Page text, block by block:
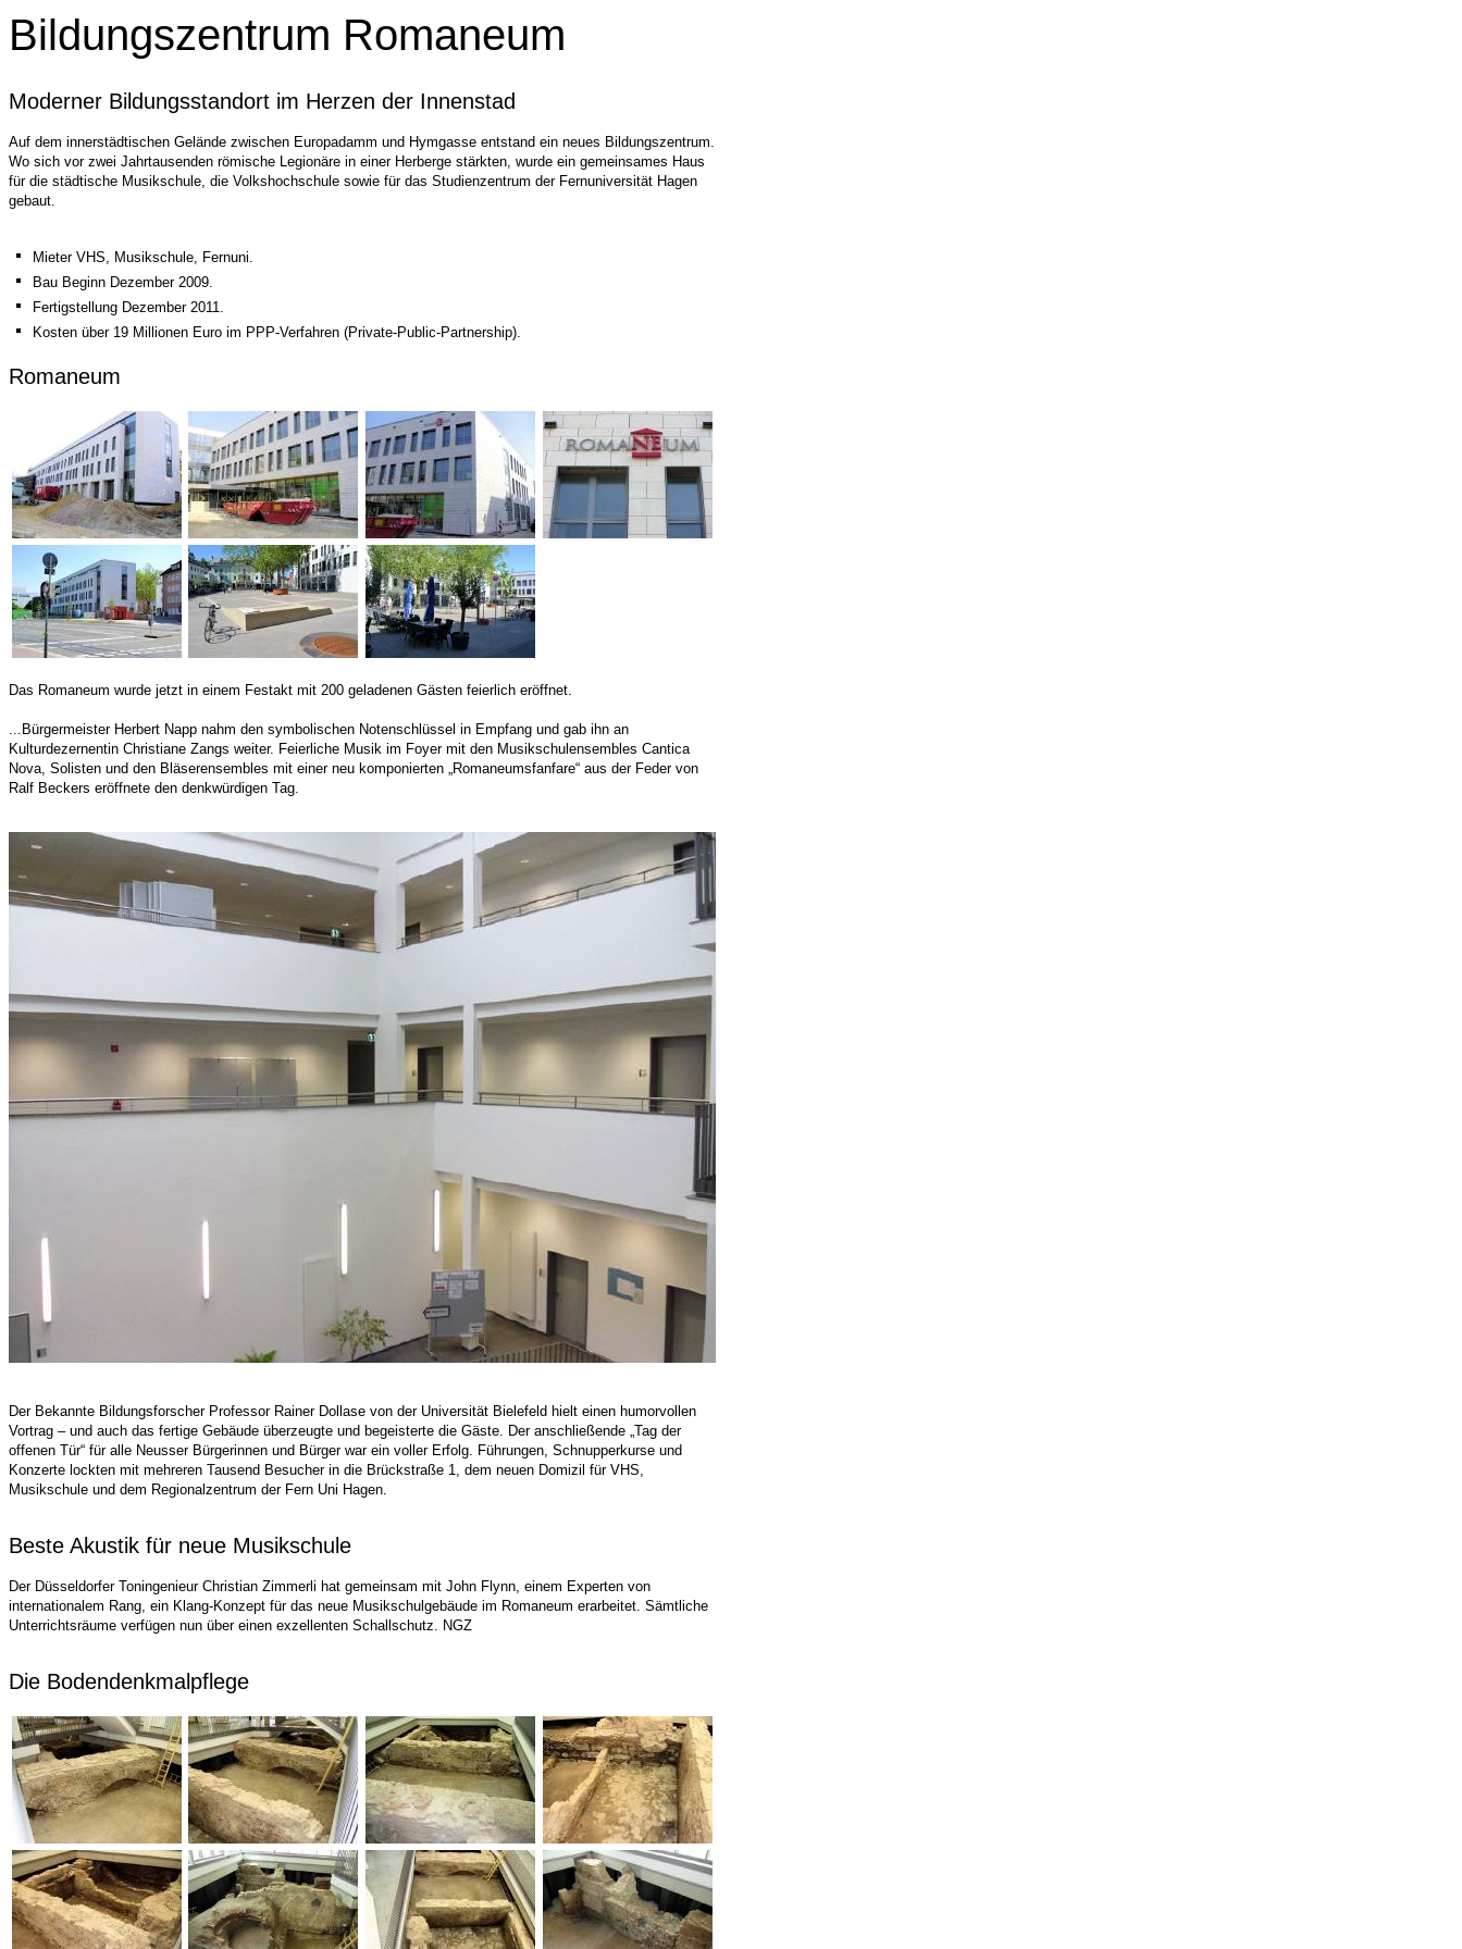
Bildungszentrum Romaneum
Moderner Bildungsstandort im Herzen der Innenstad
Auf dem innerstädtischen Gelände zwischen Europadamm und Hymgasse entstand ein neues Bildungszentrum.
Wo sich vor zwei Jahrtausenden römische Legionäre in einer Herberge stärkten, wurde ein gemeinsames Haus
für die städtische Musikschule, die Volkshochschule sowie für das Studienzentrum der Fernuniversität Hagen
gebaut.
Mieter VHS, Musikschule, Fernuni.
Bau Beginn Dezember 2009.
Fertigstellung Dezember 2011.
Kosten über 19 Millionen Euro im PPP-Verfahren (Private-Public-Partnership).
Romaneum
Das Romaneum wurde jetzt in einem Festakt mit 200 geladenen Gästen feierlich eröffnet.
...Bürgermeister Herbert Napp nahm den symbolischen Notenschlüssel in Empfang und gab ihn an
Kulturdezernentin Christiane Zangs weiter. Feierliche Musik im Foyer mit den Musikschulensembles Cantica
Nova, Solisten und den Bläserensembles mit einer neu komponierten „Romaneumsfanfare“ aus der Feder von
Ralf Beckers eröffnete den denkwürdigen Tag.
Der Bekannte Bildungsforscher Professor Rainer Dollase von der Universität Bielefeld hielt einen humorvollen
Vortrag – und auch das fertige Gebäude überzeugte und begeisterte die Gäste. Der anschließende „Tag der
offenen Tür“ für alle Neusser Bürgerinnen und Bürger war ein voller Erfolg. Führungen, Schnupperkurse und
Konzerte lockten mit mehreren Tausend Besucher in die Brückstraße 1, dem neuen Domizil für VHS,
Musikschule und dem Regionalzentrum der Fern Uni Hagen.
Beste Akustik für neue Musikschule
Der Düsseldorfer Toningenieur Christian Zimmerli hat gemeinsam mit John Flynn, einem Experten von
internationalem Rang, ein Klang-Konzept für das neue Musikschulgebäude im Romaneum erarbeitet. Sämtliche
Unterrichtsräume verfügen nun über einen exzellenten Schallschutz. NGZ
Die Bodendenkmalpflege